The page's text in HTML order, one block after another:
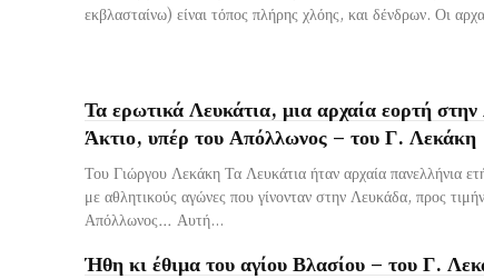
εκβλασταίνω) είναι τόπος πλήρης χλόης, και δένδρων. Οι
Τα ερωτικά Λευκάτια, μια αρχαία εορτή
Άκτιο, υπέρ του Απόλλωνος – του Γ. Λεκάκη
Του Γιώργου Λεκάκη Τα Λευκάτια ήταν αρχαία πανελλήνια
με αθλητικούς αγώνες που γίνονταν στην Λευκάδα, προς
Απόλλωνος… Αυτή...
Ήθη κι έθιμα του αγίου Βλασίου – του Γ.